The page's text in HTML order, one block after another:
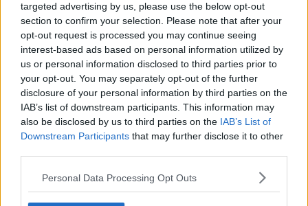
targeted advertising by us, please use the below opt-out
section to confirm your selection. Please note that after your
opt-out request is processed you may continue seeing
interest-based ads based on personal information utilized by
us or personal information disclosed to third parties prior to
your opt-out. You may separately opt-out of the further
disclosure of your personal information by third parties on the
IAB’s list of downstream participants. This information may
also be disclosed by us to third parties on the IAB’s List of
Downstream Participants that may further disclose it to other
Personal Data Processing Opt Outs
Opskriftsinfo
Hovedingrediens : Grøntsager - Squash